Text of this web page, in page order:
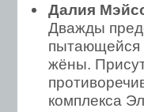
Далия
Дважды
пытающейся
жёны.
комплекса